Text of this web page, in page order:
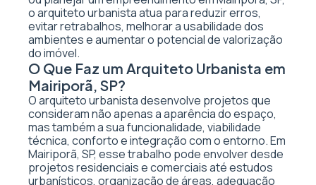
o arquiteto urbanista atua para reduzir erros,
evitar retrabalhos, melhorar a usabilidade dos
ambientes e aumentar o potencial de valorização
do imóvel.
O Que Faz um Arquiteto Urbanista em
Mairiporã, SP?
O arquiteto urbanista desenvolve projetos que
consideram não apenas a aparência do espaço,
mas também a sua funcionalidade, viabilidade
técnica, conforto e integração com o entorno. Em
Mairiporã, SP, esse trabalho pode envolver desde
projetos residenciais e comerciais até estudos
urbanísticos, organização de áreas, adequação